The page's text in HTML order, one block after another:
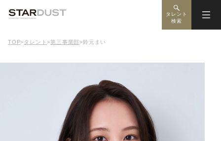
タレント
検索
TOP> タレント>第三事業部>鈴元まい